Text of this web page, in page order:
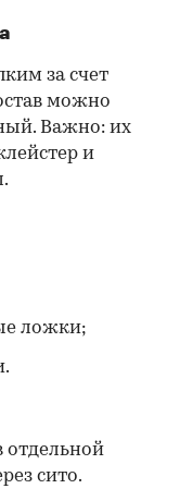
за счет
можно
Важно: их
и
ложки;
отдельной
сито.